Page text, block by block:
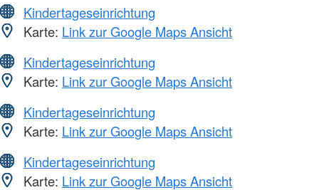
Kindertageseinrichtung
Karte: Link zur Google Maps Ansicht
Kindertageseinrichtung
Karte: Link zur Google Maps Ansicht
Kindertageseinrichtung
Karte: Link zur Google Maps Ansicht
Kindertageseinrichtung
Karte: Link zur Google Maps Ansicht